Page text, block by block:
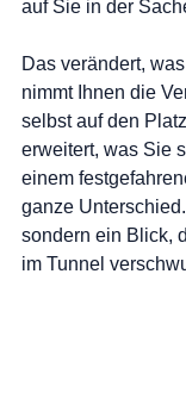
auf Sie in der
Das verändert,
nimmt Ihnen die
selbst auf den
erweitert, was Sie
einem
ganze
sondern ein Blick,
im Tunnel